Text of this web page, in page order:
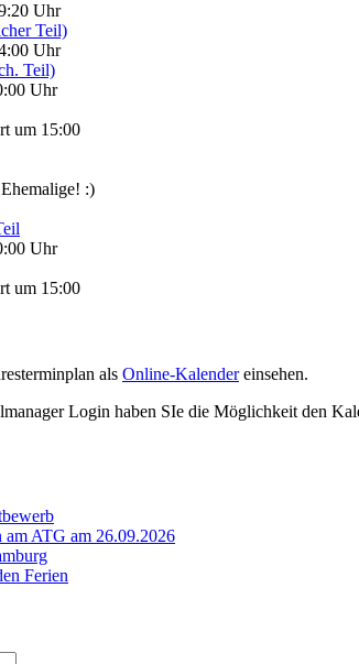
Uhr
Teil)
Uhr
Teil)
Uhr
um 15:00
:)
Uhr
um 15:00
als Online-Kalendereinsehen.
Login haben SIe die Möglichkeit den
am ATG am 26.09.2026
Ferien